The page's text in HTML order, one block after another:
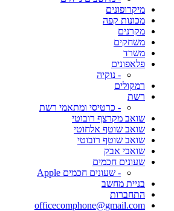
מיקרופונים
מכונות קפה
מקרנים
משחקים
משרד
פלאפונים
- נוקיה
רמקולים
רשת
- כרטיסי ומתאמי רשת
שואב מקרצף רובוטי
שואב שוטף אלחוטי
שואב שוטף רובוטי
שואבי אבק
שעונים חכמים
- שעונים חכמים Apple
בניית מחשב
התחברות
officecomphone@gmail.com